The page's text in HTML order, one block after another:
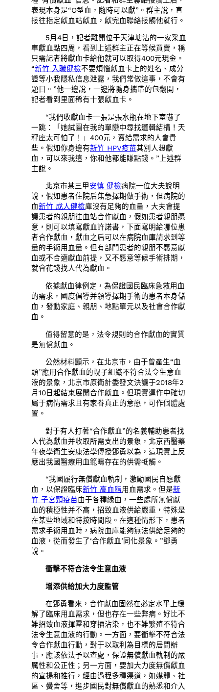
表現本身是“O型血，隨時可以獻”。群主說，直
接往指定獻血站獻血，獻完血聯絡接觸他就行。
5月4日，記者離開位于天津塘沽的一家采血
車獻血點四周，看到上述群主正在等候買賣，稱
只需記者將獻血卡給他就可以取得400元現金。
“新竹 入職健檢不要煩惱獻血卡上的姓名、成分
證等小我隱私信息泄露，我們常做這事，不會有
題目。”他一邊說，一邊將隨身攜帶的包翻開，
記者看到里面稀有十張獻血卡。
“我們收獻血卡一張是張水瓶在地下室嚇了
一跳：「她試圖在我的單戀中尋找邏輯結構！天
秤座太可怕了！」400元，賣給需求的人會貴
些。假如你身邊有新竹 HPV疫苗其別人想獻
血，可以來我這，你和他都能賺點錢。”上述群
主說。
北京市某三甲安慎 健檢病院一位大夫說明
說，假如患者住院后焦急擇期做手術，但病院的
血新竹 成人健檢庫沒有足夠的血量，大夫會提
議患者的親朋往血站合作獻血，假如患者親朋愿
意，則可以填寫獻血許諾書，下面寫明給哪位患
者合作獻血，獻血之后可以在病院血庫請求到等
量的手術用血量。但有部門患者的親朋不愿意獻
血或不合適獻血前提，又不愿意等候手術排期，
就會花錢找人代為獻血。
依據獻血律例定，為保證國民臨床急救用血
的需求，國度倡導并領導擇期手術的患者本身儲
血，發動家庭、親朋、地點單元以及社會合作獻
血。
值得留意的是，法令規則的合作獻血的實質
是無償獻血。
公然材料顯示，在北京市，由于曾產生“血
頭”應用合作獻血的幌子組織不符合法令生意血
液的景象，北京市原衛計委發文決議于2018年2
月10日起結束展開合作獻血。但現實運作中確切
屬于病情需求且有家眷真正的意愿，可作個體處
置。
對于有人打著“合作獻血”的名義輔助患者找
人代為獻血并收取所需支出的景象，北京西醫藥
年夜學衛生安康法學傳授鄧勇以為，這現實上反
應出我國醫療用血範疇存在的供需牴觸。
“我國履行無償獻血軌制，激勵國民自愿獻
血，以保證臨床新竹 高血脂用血需求。但是新
竹 子宮頸疫苗由于各種緣由，一些處所無償獻
血的積極性并不高，招致血液供給嚴重，特殊是
在某些地域和特按時間段。在這種情形下，患者
需求手術用血時，病院血庫能夠無法供給足夠的
血液，從而發生了‘合作獻血’同化景象。”鄧勇
說。
衝擊不符合法令生意血液
增添供給加大力度監管
在鄧勇看來，合作獻血固然在必定水平上緩
解了臨床用血需求，但也存在一些弊病。好比不
難招致血液揮霍和穿插沾染，也不難繁殖不符合
法令生意血液的行動。一方面，要衝擊不符合法
令合作獻血行動，對于以取利為目標的居間辦
事，應該依法予以查處，保證無償獻血軌制的嚴
厲性和公正性；另一方面，要加大力度無償獻血
的宣揚和推行，經由過程多種渠道，如媒體、社
區、黌舍等，進步國民對無償獻血的熟悉和介入